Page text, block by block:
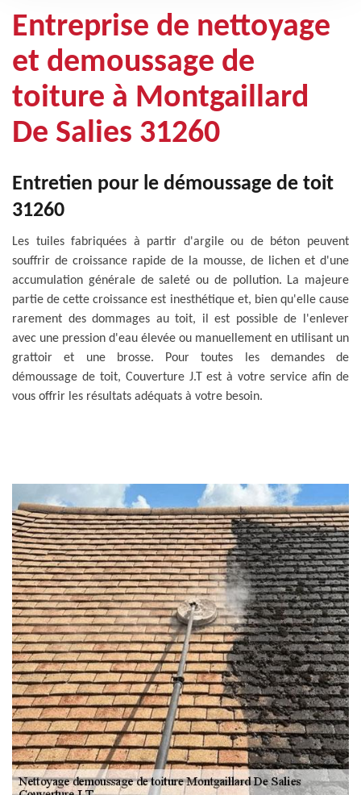
Entreprise de nettoyage
et demoussage de
toiture à Montgaillard
De Salies 31260
Entretien pour le démoussage de toit
31260
Les tuiles fabriquées à partir d'argile ou de béton peuvent
souffrir de croissance rapide de la mousse, de lichen et d'une
accumulation générale de saleté ou de pollution. La majeure
partie de cette croissance est inesthétique et, bien qu'elle cause
rarement des dommages au toit, il est possible de l'enlever
avec une pression d'eau élevée ou manuellement en utilisant un
grattoir et une brosse. Pour toutes les demandes de
démoussage de toit, Couverture J.T est à votre service afin de
vous offrir les résultats adéquats à votre besoin.